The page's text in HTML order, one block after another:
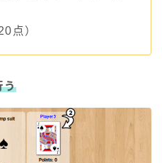
点）
う